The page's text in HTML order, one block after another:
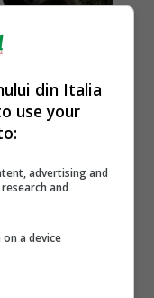
din Italia
use your
advertising and
and
a device